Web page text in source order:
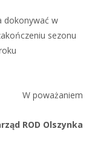
dokonywać w
sezonu
W poważaniem
ROD Olszynka